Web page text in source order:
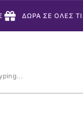
ΔΩΡΑ ΣΕ ΟΛΕΣ